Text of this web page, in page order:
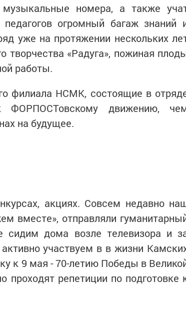
номера, а также
огромный багаж знаний
уже на протяжении нескольких
творчества «Радуга», пожиная
работы.
филиала НСМК, состоящие в
ФОРПОСТовскому движению,
на будущее.
акциях. Совсем недавно
вместе», отправляли
дома возле телевизора и
участвуем в в жизни
к 9 мая - 70-летию Победы в
проходят репетиции по подготовке